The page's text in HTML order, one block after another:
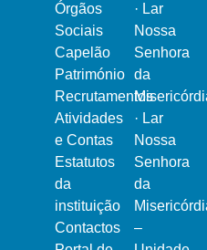
Órgãos
Sociais
Capelão
Património
Recrutamentos
Atividades
e Contas
Estatutos
da
instituição
Contactos
· Lar
Nossa
Senhora
da
· Lar
Nossa
Senhora
da
–